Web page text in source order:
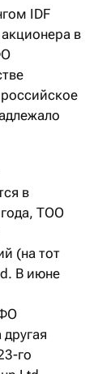
IDF
в
в
года, ТОО
(на тот
В июне
го